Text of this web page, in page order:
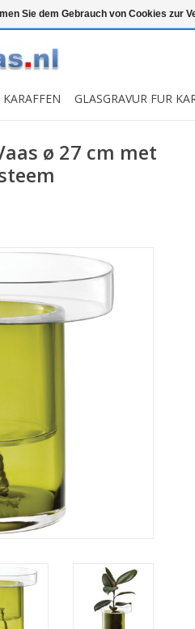
Graveren
KARAFFEN GLASGRAVUR FUR
ø 27 cm met
Sie dem Gebrauch von Cookies zur